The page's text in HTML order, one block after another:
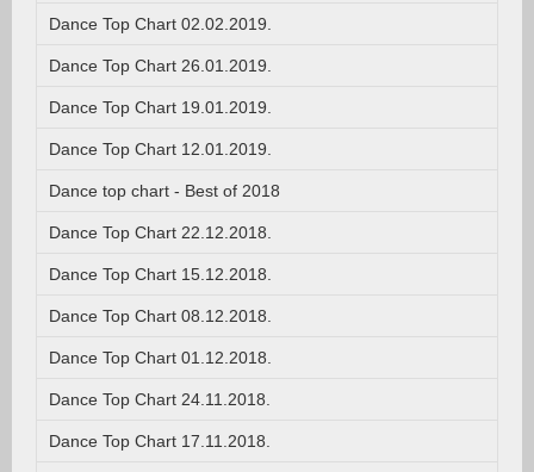
Dance Top Chart 02.02.2019.
Dance Top Chart 26.01.2019.
Dance Top Chart 19.01.2019.
Dance Top Chart 12.01.2019.
Dance top chart - Best of 2018
Dance Top Chart 22.12.2018.
Dance Top Chart 15.12.2018.
Dance Top Chart 08.12.2018.
Dance Top Chart 01.12.2018.
Dance Top Chart 24.11.2018.
Dance Top Chart 17.11.2018.